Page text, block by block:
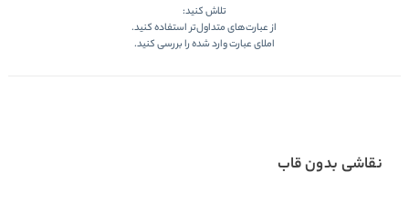
تلاش کنید:
از عبارت‌های متداول‌تر استفاده کنید.
املای عبارت وارد شده را بررسی کنید.
نقاشی بدون قاب